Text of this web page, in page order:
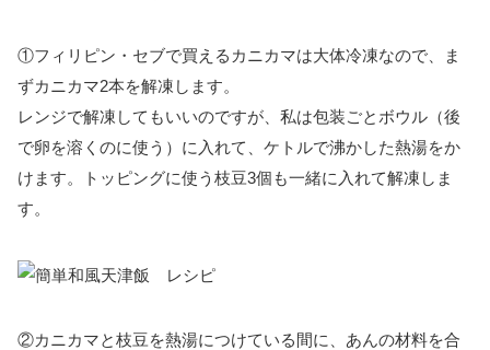
①フィリピン・セブで買えるカニカマは大体冷凍なので、ま
ずカニカマ2本を解凍します。
レンジで解凍してもいいのですが、私は包装ごとボウル（後
で卵を溶くのに使う）に入れて、ケトルで沸かした熱湯をか
けます。トッピングに使う枝豆3個も一緒に入れて解凍しま
す。
②カニカマと枝豆を熱湯につけている間に、あんの材料を合